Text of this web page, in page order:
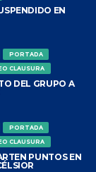
EN
PORTADA
CLAUSURA
DEL GRUPO A
PORTADA
CLAUSURA
PUNTOS EN